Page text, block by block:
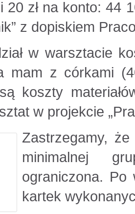
20 zł na konto: 44
z dopiskiem
w warsztacie
mam z córkami
koszty
w projekcie
Zastrzegamy,
minimalnej
ograniczona. Po
kartek